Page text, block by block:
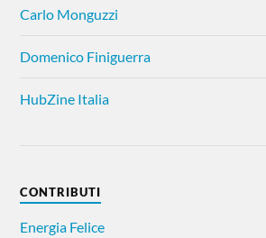
Carlo Monguzzi
Domenico Finiguerra
HubZine Italia
CONTRIBUTI
Energia Felice